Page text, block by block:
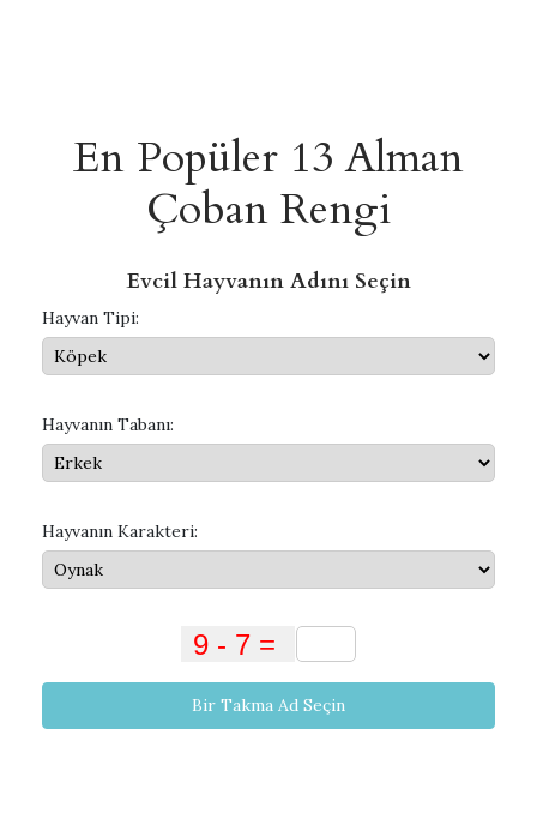
En Popüler 13 Alman
Çoban Rengi
Evcil Hayvanın Adını Seçin
Hayvan Tipi:
Hayvanın Tabanı:
Hayvanın Karakteri:
Bir Takma Ad Seçin